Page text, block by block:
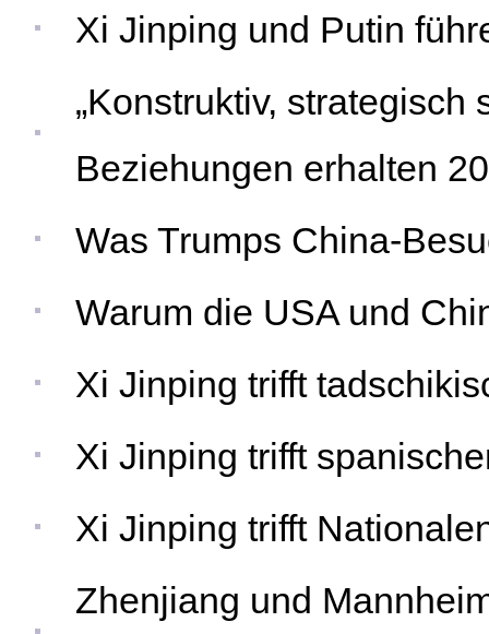
Xi Jinping und Putin
„Konstruktiv, strategisch
Beziehungen erhalten
Was Trumps China-
Warum die USA und
Xi Jinping trifft
Xi Jinping trifft
Xi Jinping trifft
Zhenjiang und